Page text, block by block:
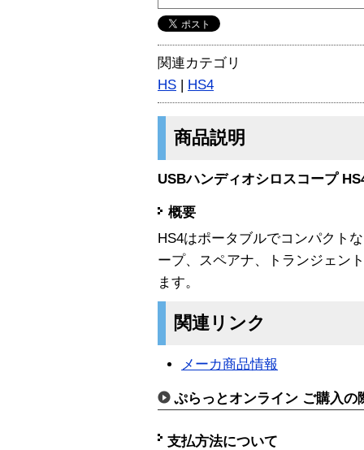
関連カテゴリ
HS | HS4
商品説明
USBハンディオシロスコープ
概要
HS4はポータブルでコンパクト
ープ、スペアナ、トランジェン
ます。
関連リンク
メーカ商品情報
ぷらっとオンライン ご購入の
支払方法について